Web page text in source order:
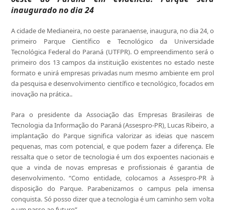
inaugurado no dia 24
A cidade de Medianeira, no oeste paranaense, inaugura, no dia 24, o
primeiro Parque Científico e Tecnológico da Universidade
Tecnológica Federal do Paraná (UTFPR). O empreendimento será o
primeiro dos 13 campos da instituição existentes no estado neste
formato e unirá empresas privadas num mesmo ambiente em prol
da pesquisa e desenvolvimento científico e tecnológico, focados em
inovação na prática..
Para o presidente da Associação das Empresas Brasileiras de
Tecnologia da Informação do Paraná (Assespro-PR), Lucas Ribeiro, a
implantação do Parque significa valorizar as ideias que nascem
pequenas, mas com potencial, e que podem fazer a diferença. Ele
ressalta que o setor de tecnologia é um dos expoentes nacionais e
que a vinda de novas empresas e profissionais é garantia de
desenvolvimento. “Como entidade, colocamos a Assespro-PR à
disposição do Parque. Parabenizamos o campus pela imensa
conquista. Só posso dizer que a tecnologia é um caminho sem volta